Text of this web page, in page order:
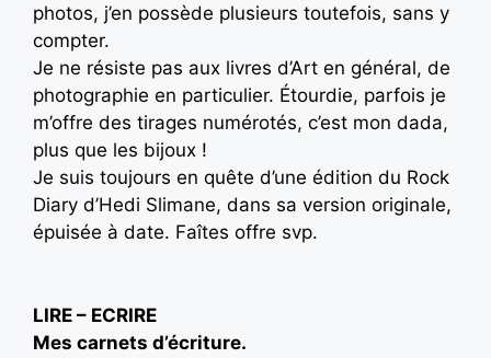
photos, j’en possède plusieurs toutefois, sans y
compter.
Je ne résiste pas aux livres d’Art en général, de
photographie en particulier. Étourdie, parfois je
m’offre des tirages numérotés, c’est mon dada,
plus que les bijoux !
Je suis toujours en quête d’une édition du Rock
Diary d’Hedi Slimane, dans sa version originale,
épuisée à date. Faîtes offre svp.
LIRE – ECRIRE
Mes carnets d’écriture.